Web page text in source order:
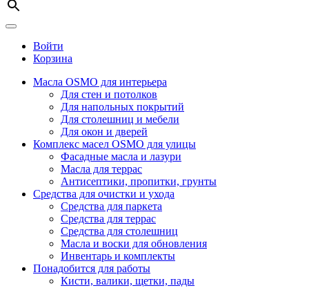
Войти
Корзина
Масла OSMO для интерьера
Для стен и потолков
Для напольных покрытий
Для столешниц и мебели
Для окон и дверей
Комплекс масел OSMO для улицы
Фасадные масла и лазури
Масла для террас
Антисептики, пропитки, грунты
Средства для очистки и ухода
Средства для паркета
Средства для террас
Средства для столешниц
Масла и воски для обновления
Инвентарь и комплекты
Понадобится для работы
Кисти, валики, щетки, пады